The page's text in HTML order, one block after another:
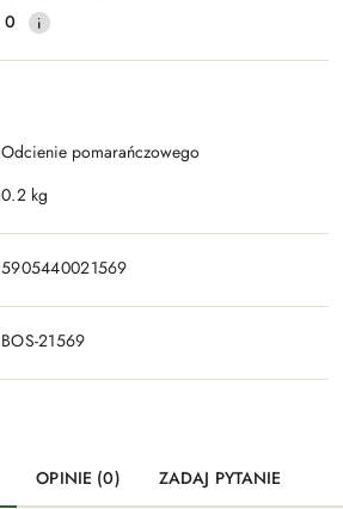
0
Odcienie pomarańczowego
0.2 kg
5905440021569
BOS-21569
OPINIE (0) ZADAJ PYTANIE